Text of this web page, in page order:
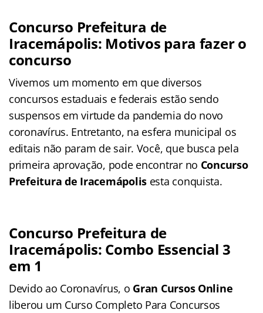
Concurso Prefeitura de
Iracemápolis: Motivos para fazer o
concurso
Vivemos um momento em que diversos
concursos estaduais e federais estão sendo
suspensos em virtude da pandemia do novo
coronavírus. Entretanto, na esfera municipal os
editais não param de sair. Você, que busca pela
primeira aprovação, pode encontrar no Concurso
Prefeitura de Iracemápolis esta conquista.
Concurso Prefeitura de
Iracemápolis: Combo Essencial 3
em 1
Devido ao Coronavírus, o Gran Cursos Online
liberou um Curso Completo Para Concursos